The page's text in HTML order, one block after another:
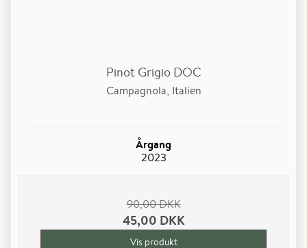
Pinot Grigio DOC
Campagnola, Italien
Årgang
2023
90,00 DKK
45,00 DKK
Vis produkt